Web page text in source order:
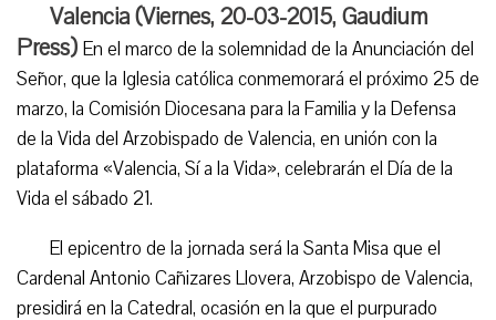
Valencia (Viernes, 20-03-2015, Gaudium
Press) En el marco de la solemnidad de la Anunciación del
Señor, que la Iglesia católica conmemorará el próximo 25 de
marzo, la Comisión Diocesana para la Familia y la Defensa
de la Vida del Arzobispado de Valencia, en unión con la
plataforma «Valencia, Sí a la Vida», celebrarán el Día de la
Vida el sábado 21.
El epicentro de la jornada será la Santa Misa que el
Cardenal Antonio Cañizares Llovera, Arzobispo de Valencia,
presidirá en la Catedral, ocasión en la que el purpurado